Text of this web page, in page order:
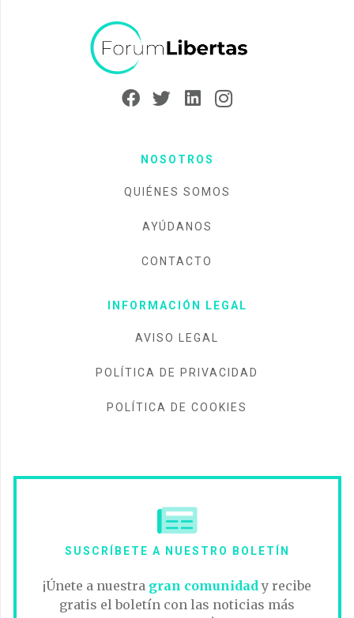
NOSOTROS
QUIÉNES SOMOS
AYÚDANOS
CONTACTO
INFORMACIÓN LEGAL
AVISO LEGAL
POLÍTICA DE PRIVACIDAD
POLÍTICA DE COOKIES
SUSCRÍBETE A NUESTRO BOLETÍN
¡Únete a nuestra gran comunidad y recibe
gratis el boletín con las noticias más